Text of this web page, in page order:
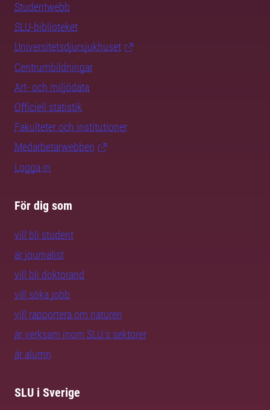
Studentwebb
SLU-biblioteket
Universitetsdjursjukhuset
Centrumbildningar
Art- och miljödata
Officiell statistik
Fakulteter och institutioner
Medarbetarwebben
Logga in
För dig som
vill bli student
är journalist
vill bli doktorand
vill söka jobb
vill rapportera om naturen
är verksam inom SLU:s sektorer
är alumn
SLU i Sverige